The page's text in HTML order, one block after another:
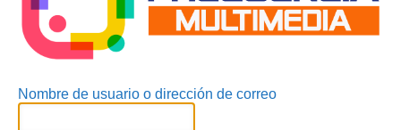
Nombre de usuario o dirección de correo